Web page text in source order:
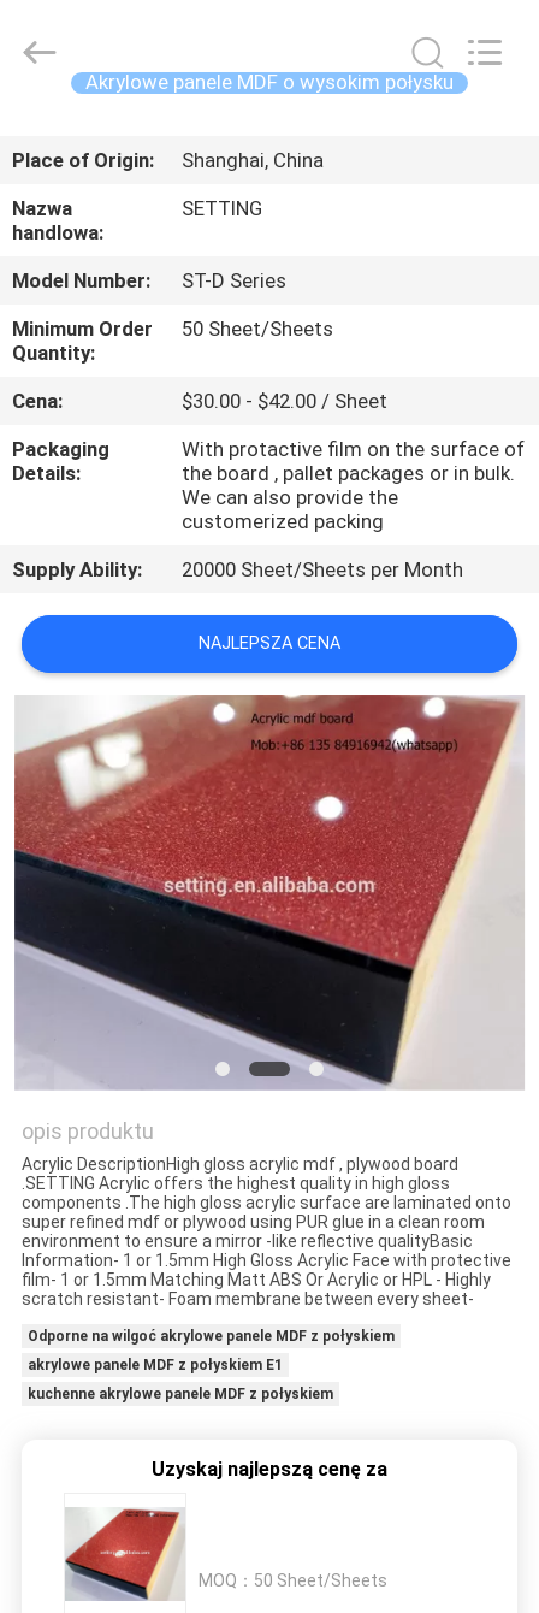
PRODUKTY
O
NAS
WYCIECZKA
PO
FABRYCE
SKONTAKTUJ
NAMI
AKTUALNOŚCI
SPRAWY
POPROSIĆ
O
WYCENĘ
SITEMAP
PRIVACY
POLICY
Setting
Decorating
Akrylowe panele MDF o wysokim połysku
Place of Origin:
Shanghai, China
Nazwa
handlowa:
SETTING
Model Number:
ST-D Series
Minimum Order
Quantity:
50 Sheet/Sheets
Cena:
$30.00 - $42.00 / Sheet
Packaging
Details:
With protactive film on the surface of
the board , pallet packages or in bulk.
We can also provide the
customerized packing
Supply Ability:
20000 Sheet/Sheets per Month
NAJLEPSZA CENA
opis produktu
Acrylic DescriptionHigh gloss acrylic mdf , plywood board
.SETTING Acrylic offers the highest quality in high gloss
components .The high gloss acrylic surface are laminated onto
super refined mdf or plywood using PUR glue in a clean room
environment to ensure a mirror -like reflective qualityBasic
Information- 1 or 1.5mm High Gloss Acrylic Face with protective
film- 1 or 1.5mm Matching Matt ABS Or Acrylic or HPL - Highly
scratch resistant- Foam membrane between every sheet-
Odporne na wilgoć akrylowe panele MDF z połyskiem
akrylowe panele MDF z połyskiem E1
kuchenne akrylowe panele MDF z połyskiem
Uzyskaj najlepszą cenę za
MOQ： 50 Sheet/Sheets